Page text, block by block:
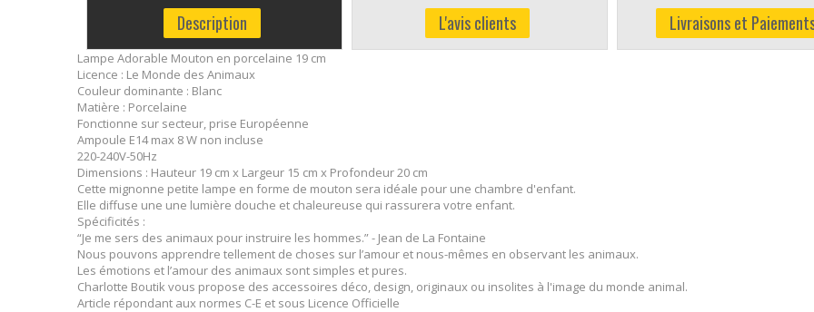
Description L'avis clients Livraisons et
Lampe Adorable Mouton en porcelaine 19 cm
Licence : Le Monde des Animaux
Couleur dominante : Blanc
Matière : Porcelaine
Fonctionne sur secteur, prise Européenne
Ampoule E14 max 8 W non incluse
220-240V-50Hz
Dimensions : Hauteur 19 cm x Largeur 15 cm x Profondeur 20 cm
Cette mignonne petite lampe en forme de mouton sera idéale pour une chambre d'enfant.
Elle diffuse une une lumière douche et chaleureuse qui rassurera votre enfant.
Spécificités :
“Je me sers des animaux pour instruire les hommes.” - Jean de La Fontaine
Nous pouvons apprendre tellement de choses sur l’amour et nous-mêmes en observant les animaux.
Les émotions et l’amour des animaux sont simples et pures.
Charlotte Boutik vous propose des accessoires déco, design, originaux ou insolites à l'image du monde animal.
Article répondant aux normes C-E et sous Licence Officielle